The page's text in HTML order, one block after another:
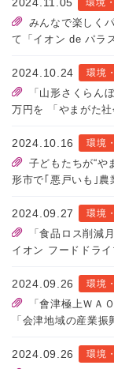
みんなで楽しく
て「イオン de パラ
2024.10.24 環境
「山形さくらん
万円を 「やまがた
2024.10.16 環境
子どもたちが“や
形市で｢悪戸いも｣農
2024.09.27 環境
「食品ロス削減
イオン フードドラ
2024.09.26 環境
「會津極上ＷＡ
「会津地域の産業
2024.09.26 環境